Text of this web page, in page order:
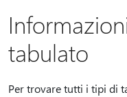
tabulato
Per trovare tutti i tipi di